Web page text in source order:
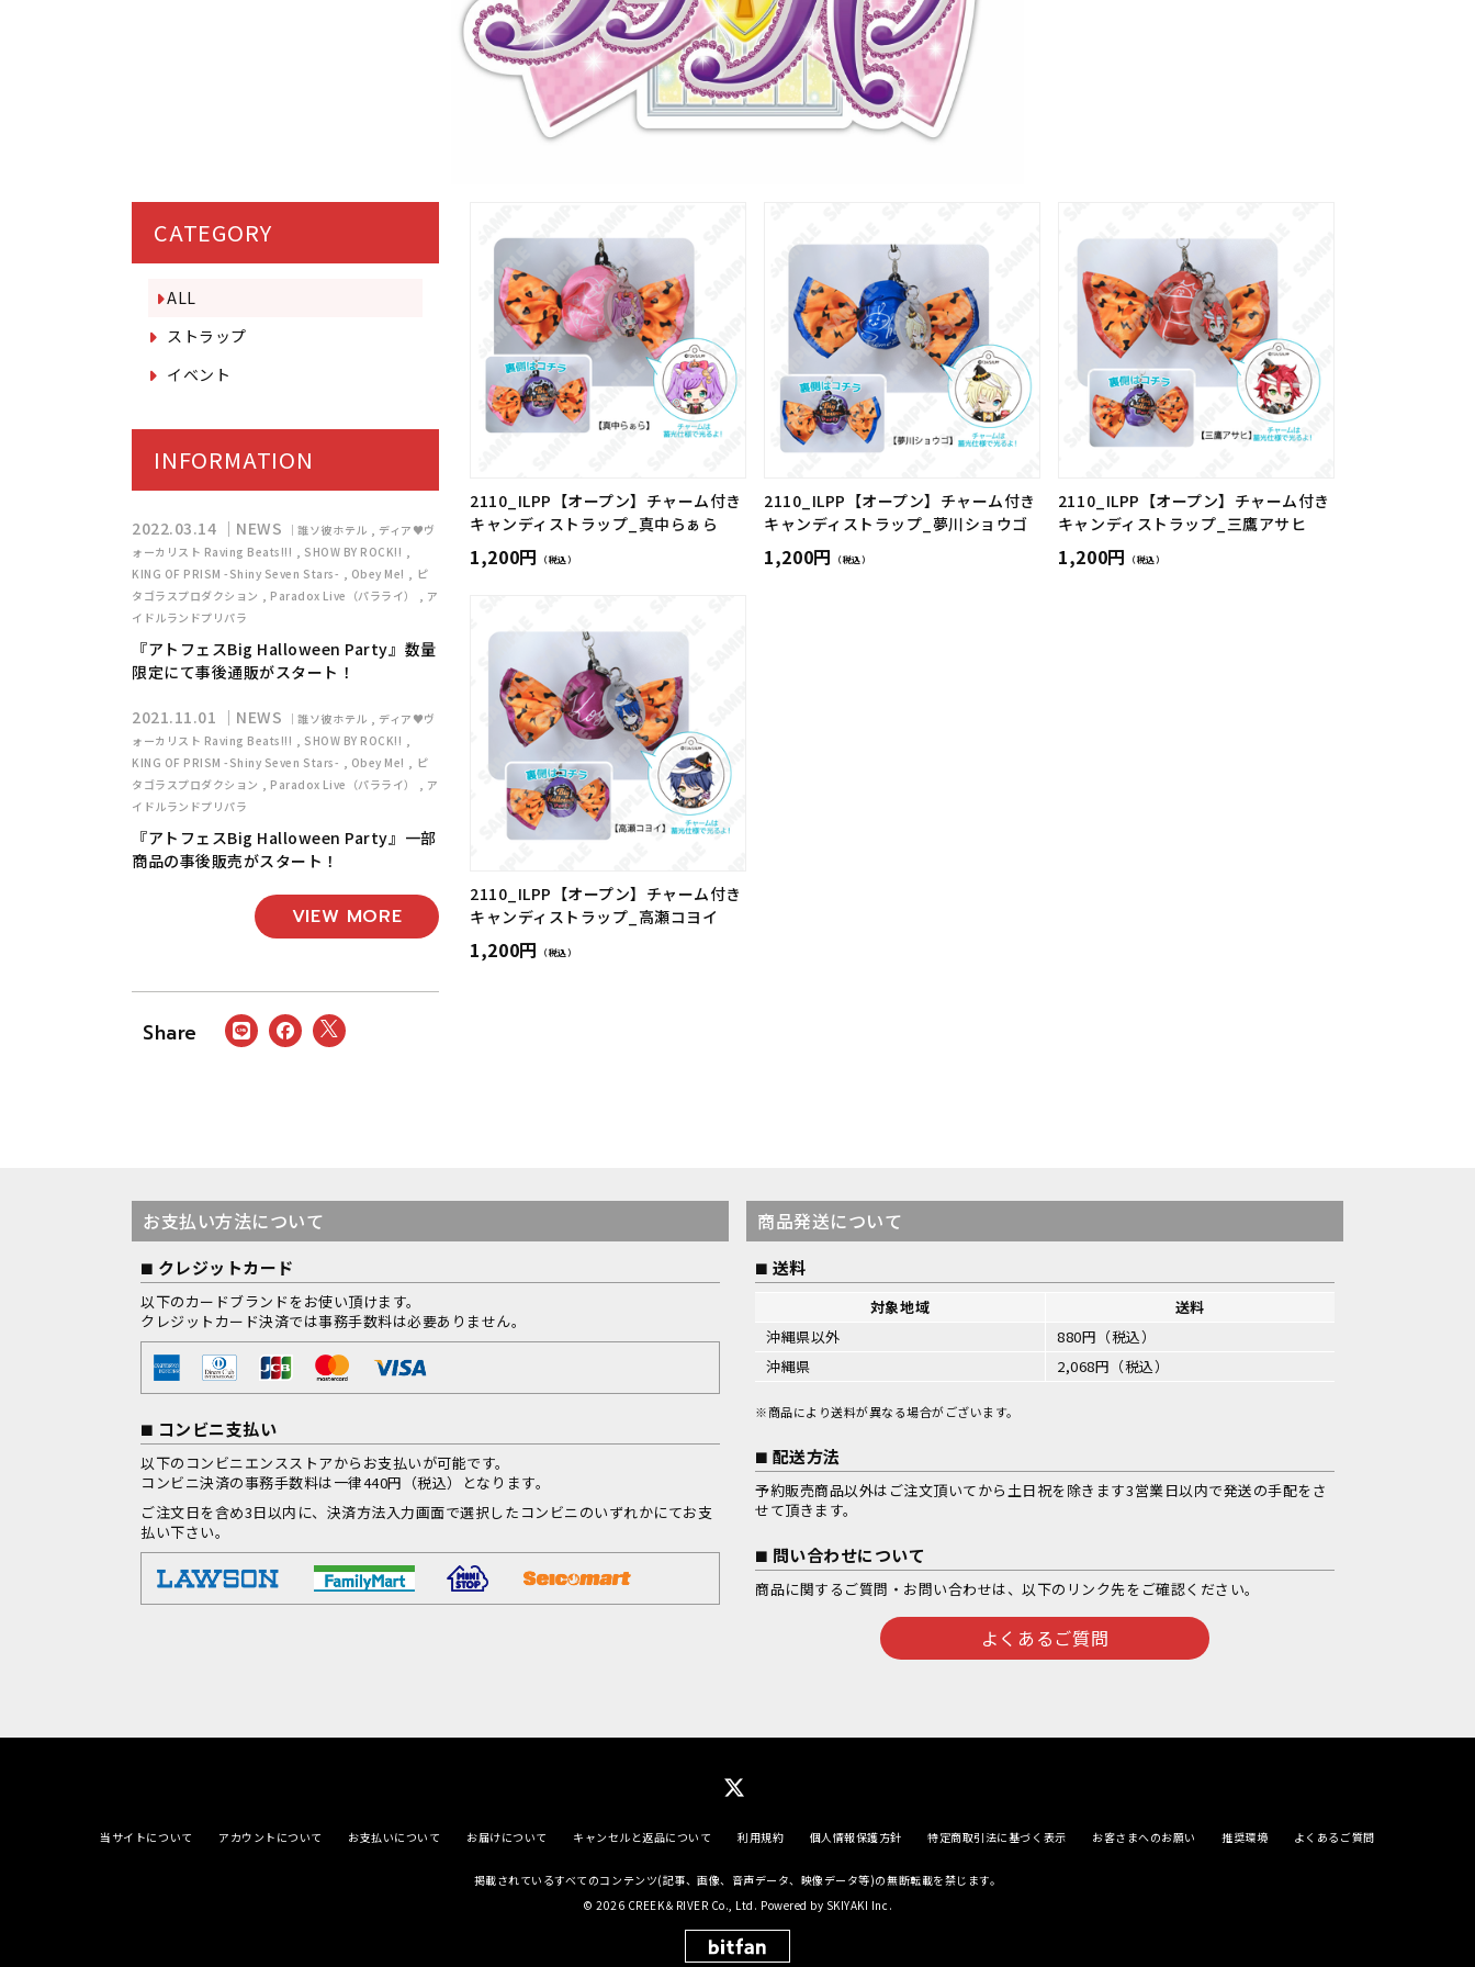
2110_ILPP【オープン】チャーム付き
キャンディストラップ_真中らぁら
1,200円 （税込）
2110_ILPP【オープン】チャーム付き
キャンディストラップ_夢川ショウゴ
1,200円 （税込）
2110_ILPP【オープン】チャーム付き
キャンディストラップ_三鷹アサヒ
1,200円 （税込）
2110_ILPP【オープン】チャーム付き
キャンディストラップ_高瀬コヨイ
1,200円 （税込）
CATEGORY
ALL
ストラップ
イベント
INFORMATION
2022.03.14 NEWS 誰ソ彼ホテル
ディア♥ヴ
ォーカリスト Raving Beats!!!
SHOW BY ROCK!!
KING OF PRISM -Shiny Seven Stars-
Obey Me!
ピ
タゴラスプロダクション
Paradox Live（パラライ）
ア
イドルランドプリパラ
『アトフェスBig Halloween Party』数量
限定にて事後通販がスタート！
2021.11.01 NEWS 誰ソ彼ホテル
ディア♥ヴ
ォーカリスト Raving Beats!!!
SHOW BY ROCK!!
KING OF PRISM -Shiny Seven Stars-
Obey Me!
ピ
タゴラスプロダクション
Paradox Live（パラライ）
ア
イドルランドプリパラ
『アトフェスBig Halloween Party』一部
商品の事後販売がスタート！
VIEW MORE
お支払い方法について
クレジットカード
以下のカードブランドをお使い頂けます。
クレジットカード決済では事務手数料は必要ありません。
コンビニ支払い
以下のコンビニエンスストアからお支払いが可能です。
コンビニ決済の事務手数料は一律440円（税込）となります。
ご注文日を含め3日以内に、決済方法入力画面で選択したコンビニのいずれかにてお支
払い下さい。
商品発送について
送料
対象地域
送料
沖縄県以外
880円（税込）
沖縄県
2,068円（税込）
※商品により送料が異なる場合がございます。
配送方法
予約販売商品以外はご注文頂いてから土日祝を除きます3営業日以内で発送の手配をさ
せて頂きます。
問い合わせについて
商品に関するご質問・お問い合わせは、以下のリンク先をご確認ください。
よくあるご質問
当サイトについて アカウントについて お支払いについて お届けについて キャンセルと返品について 利用規約 個人情報保護方針 特定商取引法に基づく表示 お客さまへのお願い 推奨環境 よくあるご質問
掲載されているすべてのコンテンツ(記事、画像、 音声データ、映像データ等)の無断転載を禁じます。
© 2026 CREEK＆RIVER Co., Ltd. Powered by SKIYAKI Inc.